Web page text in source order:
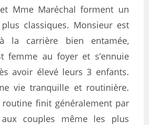
Mme Maréchal forment un
classiques. Monsieur est
la carrière bien entamée,
femme au foyer et s’ennuie
avoir élevé leurs 3 enfants.
vie tranquille et routinière.
finit généralement par
couples même les plus